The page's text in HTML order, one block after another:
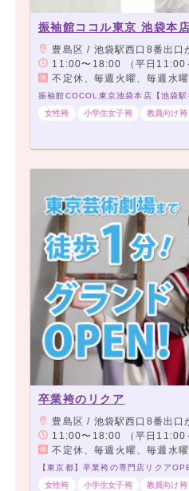
振袖館ココル東京 池袋本店
豊島区 / 池袋駅西口8番出口
11:00〜18:00 （平日11:00～
不定休、毎週火曜、毎週水曜
振袖館COCOL東京池袋本店【池袋
女性袴
小学生女子袴 教員向け袴
卒業袴のリクア
豊島区 / 池袋駅西口8番出口
11:00〜18:00 （平日11:00～
不定休、毎週火曜、毎週水曜
【東京都】卒業袴の専門店リクア
女性袴
小学生女子袴 教員向け袴